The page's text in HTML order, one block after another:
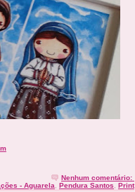
Nenhum comentário:
- Aguarela Pendura Santos Print